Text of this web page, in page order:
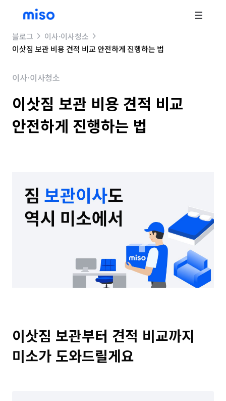
블로그
이사·이사청소
이삿짐 보관 비용 견적 비교 안전하게 진행하는 법
이사·이사청소
이삿짐 보관 비용 견적 비교
안전하게 진행하는 법
이삿짐 보관부터 견적 비교까지
미소가 도와드릴게요